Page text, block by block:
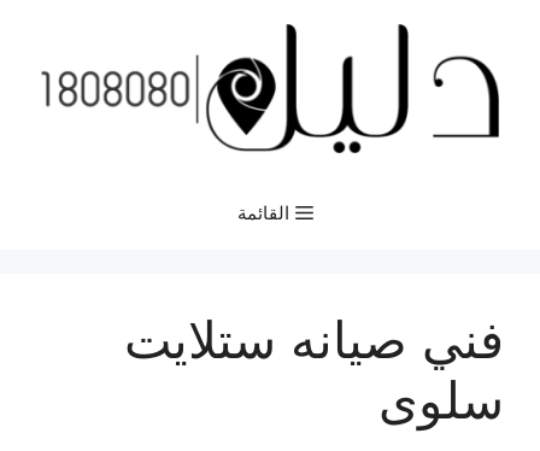
المحتوى
القائمة
فني صيانه ستلايت
سلوى